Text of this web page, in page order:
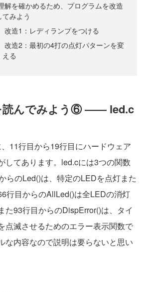
解を確かめるため、プログラムを改造
てみよう
改造1：レディランプをつける
改造2：最初の4打の点灯パターンを変
える
読んでみよう⑥ ―― led.c
11行目から19行目にハードウェア
してあります。led.cには3つの関数
らのLed()は、特定のLEDを点灯また
行目からのAllLed()は全LEDの消灯
た93行目からのDispError()は、タイ
点滅させるためのエラー表示関数で
な内容なので説明は要らないと思い